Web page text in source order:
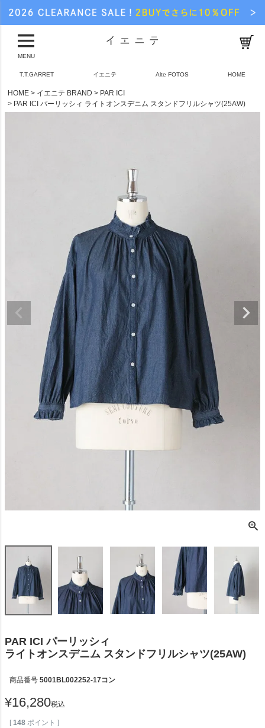
MENU
T.T.GARRET イエニテ Alte FOTOS HOME
HOME イエニテ BRAND
PAR ICI
PAR ICI パーリッシィ ライトオンスデニム スタンドフリルシャツ(25AW)
PAR ICI パーリッシィ
ライトオンスデニム スタンドフリルシャツ(25AW)
商品番号 5001BL002252-17コン
¥16,280税込
[ 148 ポイント ]